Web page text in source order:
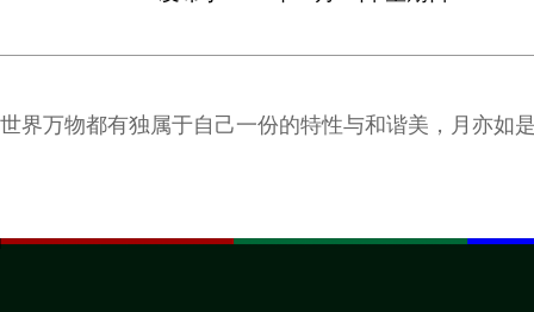
世界万物都有独属于自己一份的特性与和谐美，月亦如